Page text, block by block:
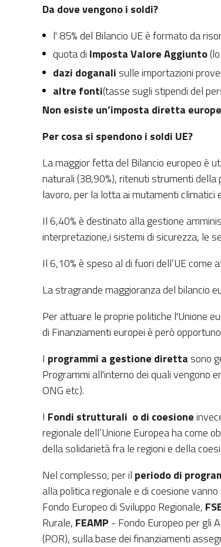
Da dove vengono i soldi?
l' 85% del Bilancio UE è formato da
quota di Imposta Valore Aggiunto
dazi doganali sulle importazioni
altre fonti(tasse sugli stipendi del
Non esiste un’imposta diretta
Per cosa si spendono i soldi UE?
La maggior fetta del Bilancio europeo è
naturali (38,90%), ritenuti strumenti della
lavoro, per la lotta ai mutamenti climatici
Il 6,40% è destinato alla gestione
interpretazione,i sistemi di sicurezza, le
Il 6,10% è speso al di fuori dell’UE come
La stragrande maggioranza del bilancio
Per attuare le proprie politiche l'Unione
di Finanziamenti europei è però
I programmi a gestione diretta sono
Programmi all'interno dei quali vengono
ONG etc).
I Fondi strutturali o di coesione
regionale dell’Unione Europea ha come
della solidarietà fra le regioni e della
Nel complesso, per il periodo di
alla politica regionale e di coesione
Fondo Europeo di Sviluppo Regionale,
Rurale, FEAMP - Fondo Europeo per gli
(POR), sulla base dei finanziamenti